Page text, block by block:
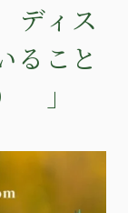
ディス
ること
」